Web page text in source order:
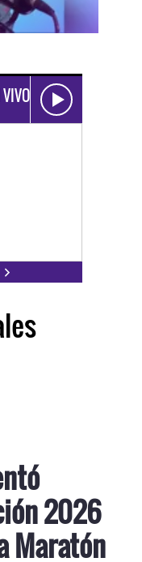
2026
Maratón